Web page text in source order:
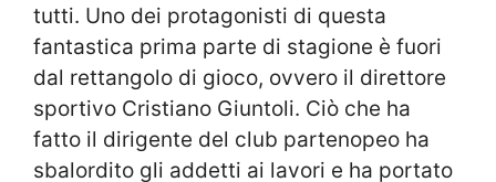
tutti. Uno dei protagonisti di questa
fantastica prima parte di stagione è fuori
dal rettangolo di gioco, ovvero il direttore
sportivo Cristiano Giuntoli. Ciò che ha
fatto il dirigente del club partenopeo ha
sbalordito gli addetti ai lavori e ha portato